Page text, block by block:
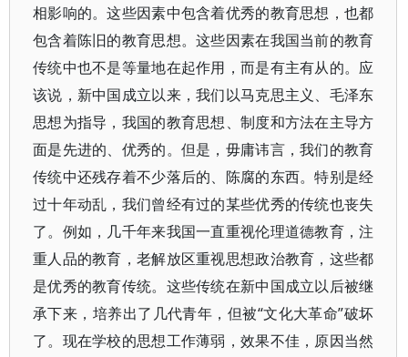
相影响的。这些因素中包含着优秀的教育思想，也都
包含着陈旧的教育思想。这些因素在我国当前的教育
传统中也不是等量地在起作用，而是有主有从的。应
该说，新中国成立以来，我们以马克思主义、毛泽东
思想为指导，我国的教育思想、制度和方法在主导方
面是先进的、优秀的。但是，毋庸讳言，我们的教育
传统中还残存着不少落后的、陈腐的东西。特别是经
过十年动乱，我们曾经有过的某些优秀的传统也丧失
了。例如，几千年来我国一直重视伦理道德教育，注
重人品的教育，老解放区重视思想政治教育，这些都
是优秀的教育传统。这些传统在新中国成立以后被继
承下来，培养出了几代青年，但被“文化大革命”破坏
了。现在学校的思想工作薄弱，效果不佳，原因当然